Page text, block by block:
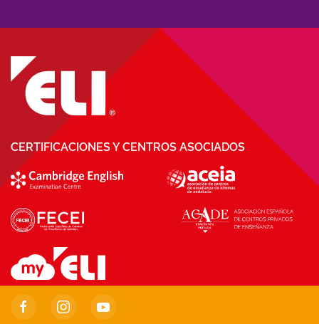
CERTIFICACIONES Y CENTROS ASOCIADOS